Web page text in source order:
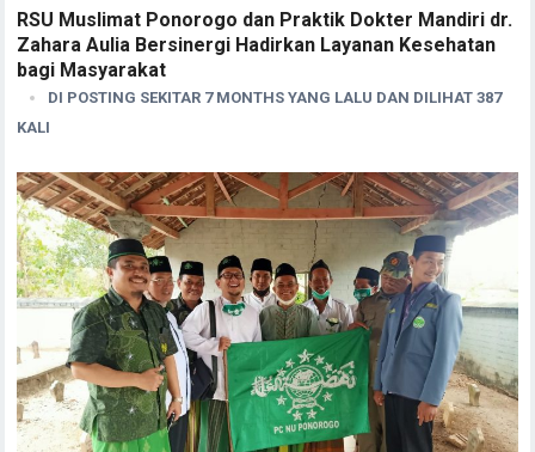
RSU Muslimat Ponorogo dan Praktik Dokter Mandiri dr.
Zahara Aulia Bersinergi Hadirkan Layanan Kesehatan
bagi Masyarakat
DI POSTING SEKITAR 7 MONTHS YANG LALU DAN DILIHAT 387
KALI